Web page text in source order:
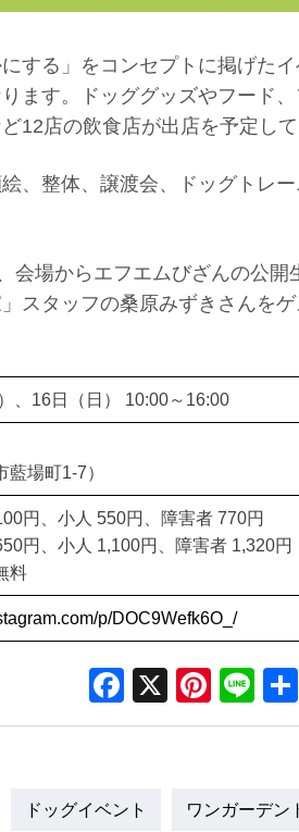
にする」をコンセプトに掲げた
ます。ドッググッズやフード
12店の飲食店が出店を予定して
、整体、譲渡会、ドッグトレ
会場からエフエムびざんの公開
スタッフの桑原みずきさんを
、16日（日） 10:00～16:00
藍場町1-7）
円、小人 550円、障害者 770円
円、小人 1,100円、障害者 1,320円
料
p/DOC9Wefk6O_/
Facebook
X
ドッグイベント ワンガーデン